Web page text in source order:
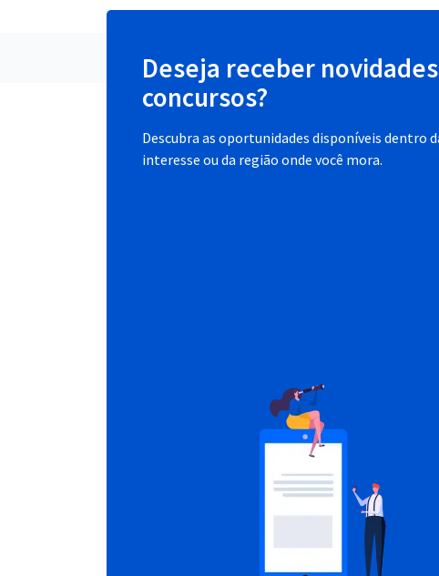
Deseja receber
concursos?
Descubra as oportunidades disponíveis dentro
interesse ou da região onde você mora.